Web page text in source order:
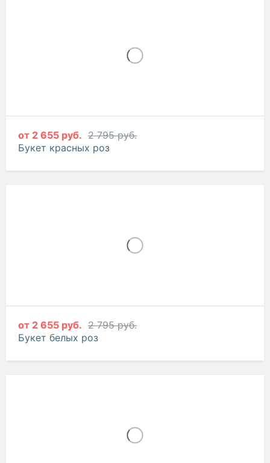
от 2 655 руб. 2 795 руб.
Букет красных роз
от 2 655 руб. 2 795 руб.
Букет белых роз